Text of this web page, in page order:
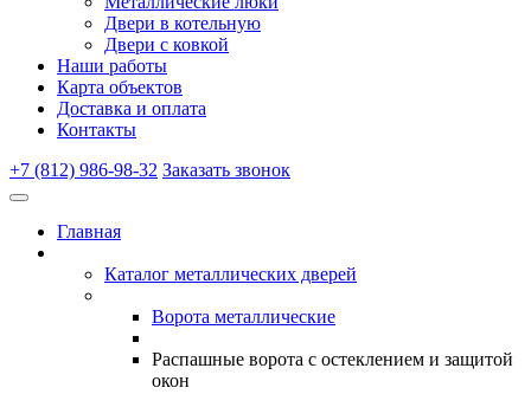
Двери в котельную
Двери с ковкой
Наши работы
Карта объектов
Доставка и оплата
Контакты
+7 (812) 986-98-32 Заказать звонок
Главная
Каталог металлических дверей
Ворота металлические
Распашные ворота с остеклением и защитой
окон